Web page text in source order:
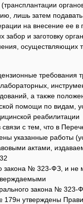
лишь затем
на внесение ее в
и заготовку
осуществляющих
требования
а также
помощи по видам,
реабилитации
с тем, что в
указанные работы
актами,
закона № 323-ФЗ, и не
закона №
утверждены